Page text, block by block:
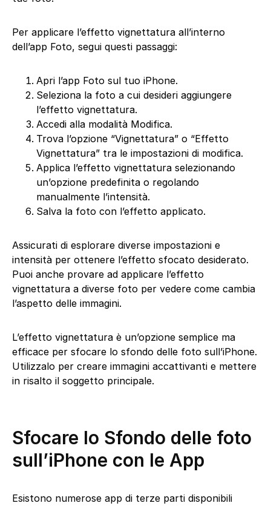
Per applicare l’effetto vignettatura all’interno
dell’app Foto, segui questi passaggi:
Apri l’app Foto sul tuo iPhone.
Seleziona la foto a cui desideri aggiungere
l’effetto vignettatura.
Accedi alla modalità Modifica.
Trova l’opzione “Vignettatura” o “Effetto
Vignettatura” tra le impostazioni di modifica.
Applica l’effetto vignettatura selezionando
un’opzione predefinita o regolando
manualmente l’intensità.
Salva la foto con l’effetto applicato.
Assicurati di esplorare diverse impostazioni e
intensità per ottenere l’effetto sfocato desiderato.
Puoi anche provare ad applicare l’effetto
vignettatura a diverse foto per vedere come cambia
l’aspetto delle immagini.
L’effetto vignettatura è un’opzione semplice ma
efficace per sfocare lo sfondo delle foto sull’iPhone.
Utilizzalo per creare immagini accattivanti e mettere
in risalto il soggetto principale.
Sfocare lo Sfondo delle foto
sull’iPhone con le App
Esistono numerose app di terze parti disponibili